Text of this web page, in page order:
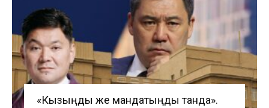
«Кызыңды же мандатыңды танда».